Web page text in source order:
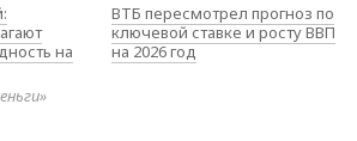
на
ВТБ пересмотрел прогноз по
ключевой ставке и росту ВВП
на 2026 год